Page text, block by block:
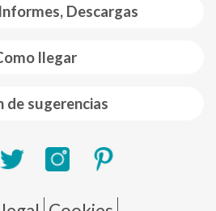
Descargas
llegar
de sugerencias